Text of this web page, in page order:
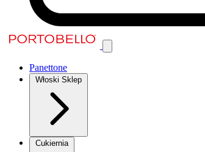
Panettone
Włoski Sklep
Cukiernia